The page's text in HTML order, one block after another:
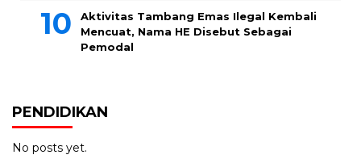
Aktivitas Tambang Emas Ilegal Kembali
Mencuat, Nama HE Disebut Sebagai
Pemodal
PENDIDIKAN
No posts yet.